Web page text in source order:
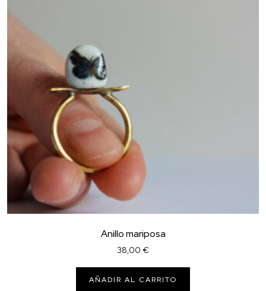
Anillo mariposa
38,00 €
AÑADIR AL CARRITO